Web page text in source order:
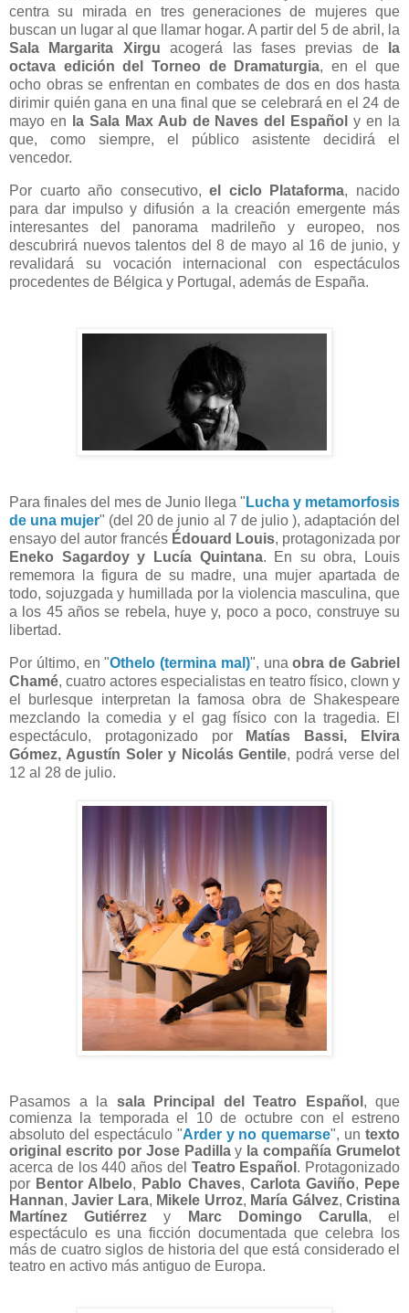
centra su mirada en tres generaciones de mujeres que
buscan un lugar al que llamar hogar. A partir del 5 de abril, la
Sala Margarita Xirgu acogerá las fases previas dela
octava edición del Torneo de Dramaturgia, en el que
ocho obras se enfrentan en combates de dos en dos hasta
dirimir quién gana en una final que se celebrará en el 24 de
mayo en
la Sala Max Aub de Naves del Español
y en la
que, como siempre, el público asistente decidirá el
vencedor.
Por cuarto año consecutivo,el ciclo Plataforma, nacido
para dar impulso y difusión a la creación emergente más
interesantes del panorama madrileño y europeo, nos
descubrirá nuevos talentos del 8 de mayo al 16 de junio, y
revalidará su vocación internacional con espectáculos
procedentes de Bélgica y Portugal, además de España.
Para finales del mes de Junio llega " Lucha y metamorfosis
de una mujer" (del 20 de junio al 7 de julio ), adaptación del
ensayo del autor francés Édouard Louis, protagonizada por
Eneko Sagardoy y Lucía Quintana. En su obra, Louis
rememora la figura de su madre, una mujer apartada de
todo, sojuzgada y humillada por la violencia masculina, que
a los 45 años se rebela, huye y, poco a poco, construye su
libertad.
Por último, en "Othelo (termina mal)", unaobra de Gabriel
Chamé, cuatro actores especialistas en teatro físico, clown y
el burlesque interpretan la famosa obra de Shakespeare
mezclando la comedia y el gag físico con la tragedia. El
espectáculo, protagonizado por
Matías Bassi, Elvira
Gómez, Agustín Soler y Nicolás Gentile, podrá verse del
12 al 28 de julio.
Pasamos a la sala Principal del Teatro Español , que
comienza la temporada el 10 de octubre con el estreno
absoluto del espectáculo "Arder y no quemarse", un texto
original escrito por Jose Padillay la compañía Grumelot
acerca de los 440 años del Teatro Español . Protagonizado
por Bentor Albelo, Pablo Chaves, Carlota Gaviño, Pepe
Hannan, Javier Lara, Mikele Urroz, María Gálvez, Cristina
Martínez Gutiérrezy Marc Domingo Carulla, el
espectáculo es una ficción documentada que celebra los
más de cuatro siglos de historia del que está considerado el
teatro en activo más antiguo de Europa.